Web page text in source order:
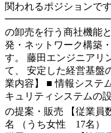
関われるポジションです
の卸売を行う商社機能
発・ネットワーク構築
す。 藤田エンジニアリ
て、 安定した経営基盤
業内容】 ■ 情報システ
キュリティシステムの
の提案・販売 【従業員
名 （うち女性 17名）